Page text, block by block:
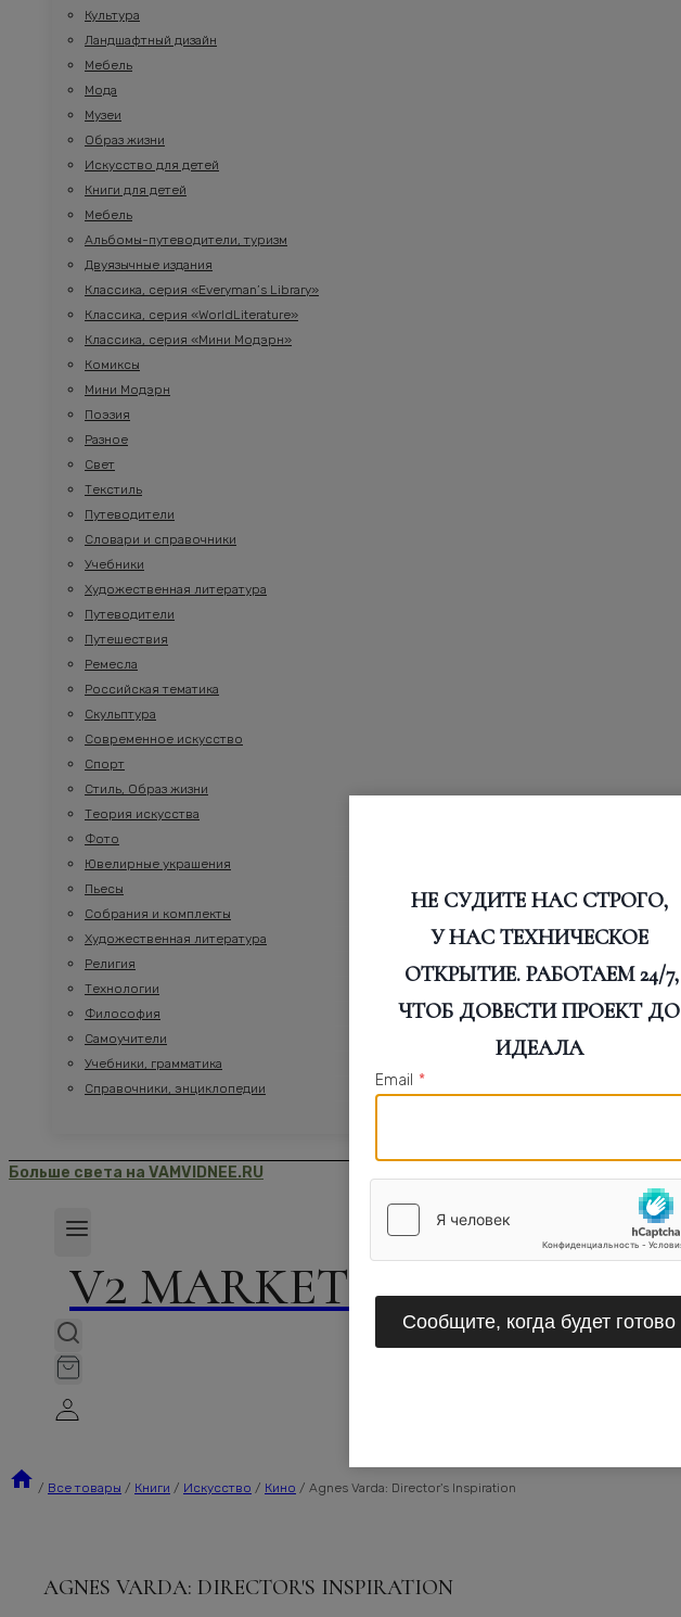
Культура
Ландшафтный дизайн
Мебель
Мода
Музеи
Образ жизни
Искусство для детей
Книги для детей
Мебель
Альбомы-путеводители, туризм
Двуязычные издания
Классика, серия «Everyman’s Library»
Классика, серия «WorldLiterature»
Классика, серия «Мини Модэрн»
Комиксы
Мини Модэрн
Поэзия
Разное
Свет
Текстиль
Путеводители
Словари и справочники
Учебники
Художественная литература
Путеводители
Путешествия
Ремесла
Российская тематика
Скульптура
Современное искусство
Спорт
Стиль, Образ жизни
Теория искусства
Фото
Ювелирные украшения
Пьесы
Собрания и комплекты
Художественная литература
Религия
Технологии
Философия
Самоучители
Учебники, грамматика
Справочники, энциклопедии
Больше света на VAMVIDNEE.RU
V2 MARKET
/ Все товары / Книги / Искусство / Кино / Agnes Varda: Director's Inspiration
AGNES VARDA: DIRECTOR'S INSPIRATION
НЕ СУДИТЕ НАС СТРОГО,
У НАС ТЕХНИЧЕСКОЕ
ОТКРЫТИЕ. РАБОТАЕМ 24/7,
ЧТОБ ДОВЕСТИ ПРОЕКТ ДО
ИДЕАЛА
Email *
Сообщите, когда будет готово